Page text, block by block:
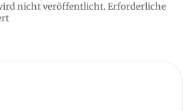
nicht veröffentlicht.Erforderliche